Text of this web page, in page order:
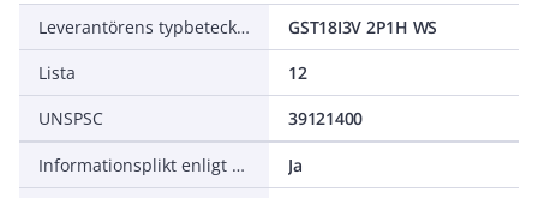
Leverantörens typbeteckning
GST18I3V 2P1H WS
Lista
12
UNSPSC
39121400
Informationsplikt enligt REACH
Ja